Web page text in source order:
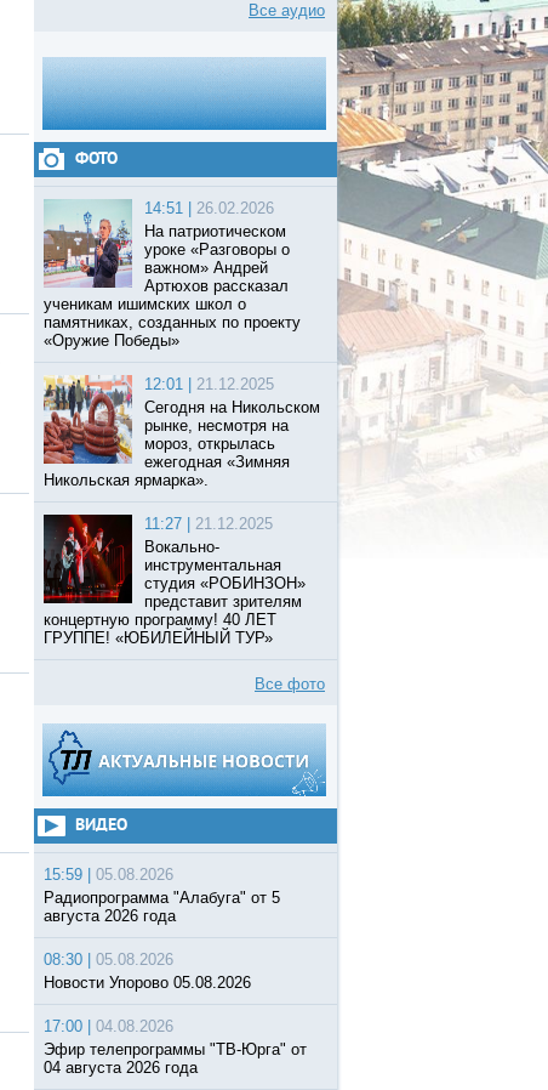
Все аудио
ФОТО
14:51 |
26.02.2026
На патриотическом
уроке «Разговоры о
важном» Андрей
Артюхов рассказал
ученикам ишимских школ о
памятниках, созданных по проекту
«Оружие Победы»
12:01 |
21.12.2025
Сегодня на Никольском
рынке, несмотря на
мороз, открылась
ежегодная «Зимняя
Никольская ярмарка».
11:27 |
21.12.2025
Вокально-
инструментальная
студия «РОБИНЗОН»
представит зрителям
концертную программу! 40 ЛЕТ
ГРУППЕ! «ЮБИЛЕЙНЫЙ ТУР»
Все фото
ВИДЕО
15:59 |
05.08.2026
Радиопрограмма "Алабуга" от 5
августа 2026 года
08:30 |
05.08.2026
Новости Упорово 05.08.2026
17:00 |
04.08.2026
Эфир телепрограммы "ТВ-Юрга" от
04 августа 2026 года